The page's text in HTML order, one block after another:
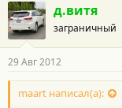
д.витя
заграничный
29 Авг 2012
maart написал(а):